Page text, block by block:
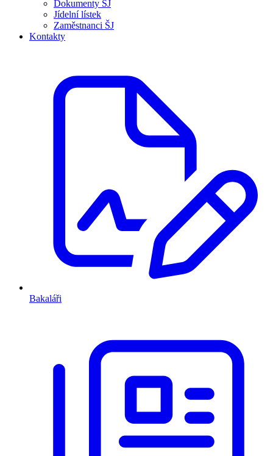
Dokumenty ŠJ
Jídelní lístek
Zaměstnanci ŠJ
Kontakty
Bakaláři